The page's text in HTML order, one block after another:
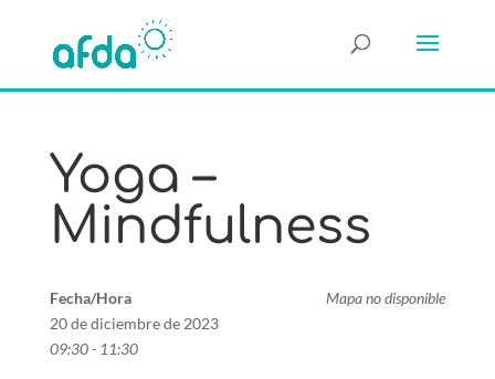
Yoga –
Mindfulness
Mapa no disponible
Fecha/Hora
20 de diciembre de 2023
09:30 - 11:30